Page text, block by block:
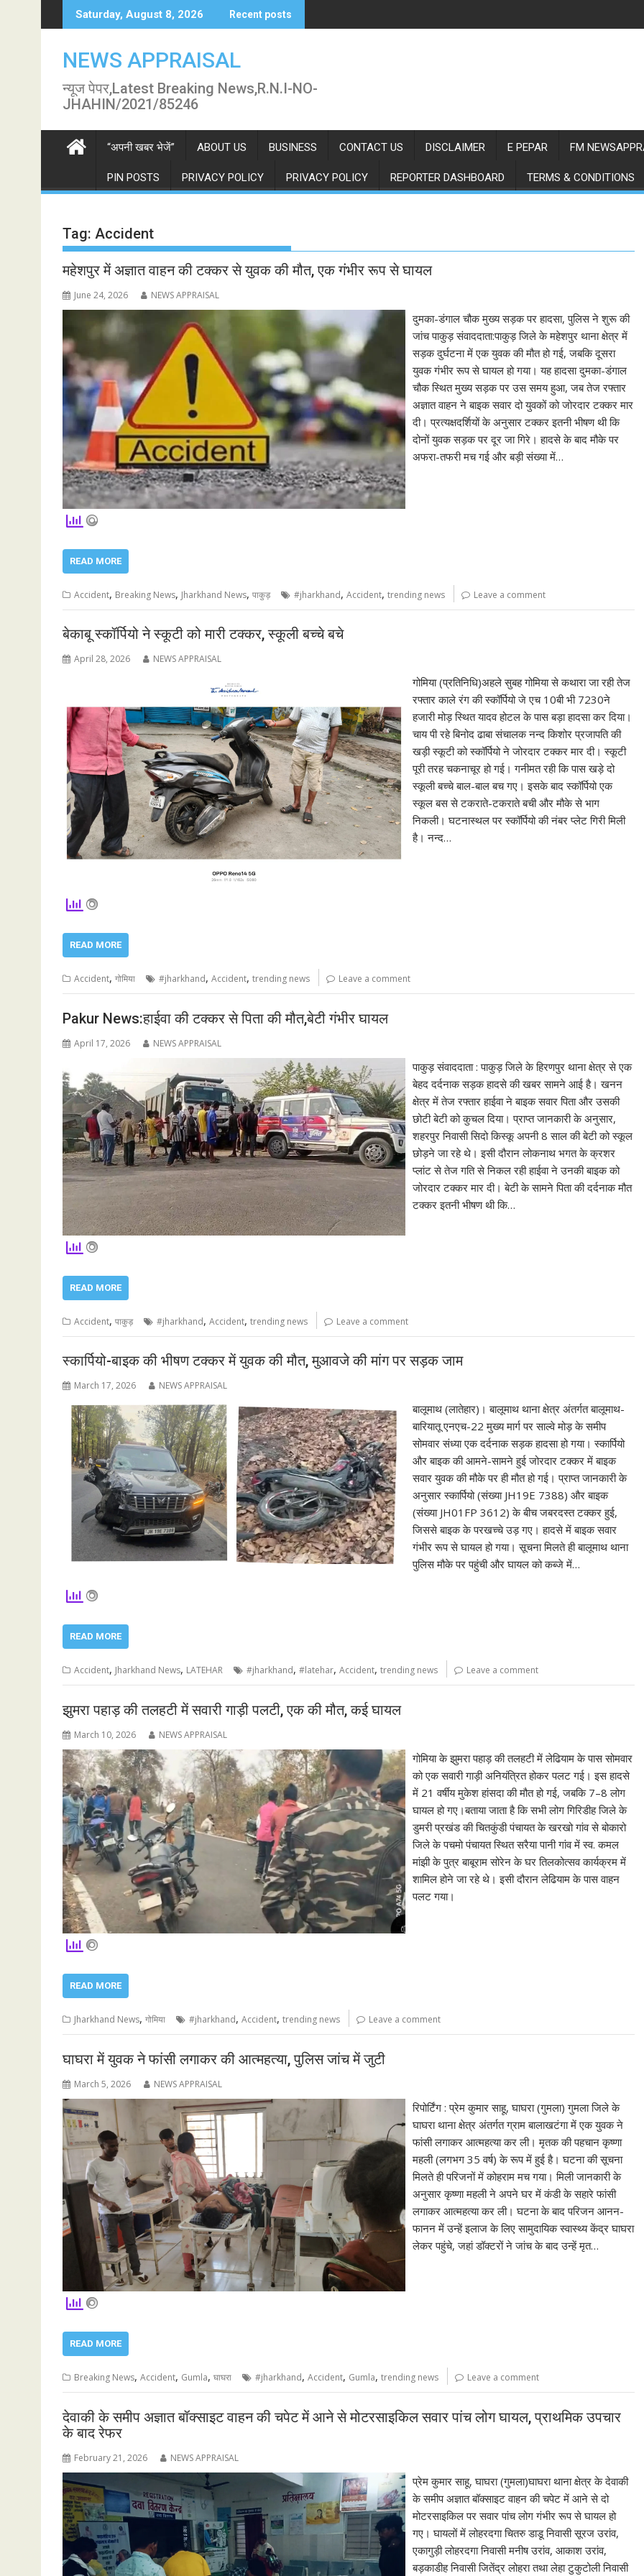
to
Saturday, August 8, 2026 Recent posts
NEWS APPRAISAL
न्यूज पेपर,Latest Breaking News,R.N.I-NO-
JHAHIN/2021/85246
“अपनी खबर भेजें” ABOUT US BUSINESS CONTACT US DISCLAIMER E PEPAR FM
PIN POSTS PRIVACY POLICY PRIVACY POLICY REPORTER DASHBOARD TERMS & CONDITIONS
Tag: Accident
महेशपुर में अज्ञात वाहन की टक्कर से युवक की मौत, एक गंभीर रूप से घायल
June 24, 2026 NEWS APPRAISAL
दुमका-डंगाल चौक मुख्य सड़क पर हादसा, पुलिस ने शुरू की
जांच पाकुड़ संवाददाता:पाकुड़ जिले के महेशपुर थाना क्षेत्र में
सड़क दुर्घटना में एक युवक की मौत हो गई, जबकि दूसरा
युवक गंभीर रूप से घायल हो गया। यह हादसा दुमका-डंगाल
चौक स्थित मुख्य सड़क पर उस समय हुआ, जब तेज रफ्तार
अज्ञात वाहन ने बाइक सवार दो युवकों को जोरदार टक्कर मार
दी। प्रत्यक्षदर्शियों के अनुसार टक्कर इतनी भीषण थी कि
दोनों युवक सड़क पर दूर जा गिरे। हादसे के बाद मौके पर
अफरा-तफरी मच गई और बड़ी संख्या में…
READ MORE
Accident, Breaking News, Jharkhand News, पाकुड़ #jharkhand, Accident, trending news Leave a comment
बेकाबू स्कॉर्पियो ने स्कूटी को मारी टक्कर, स्कूली बच्चे बचे
April 28, 2026 NEWS APPRAISAL
गोमिया (प्रतिनिधि)अहले सुबह गोमिया से कथारा जा रही तेज
रफ्तार काले रंग की स्कॉर्पियो जे एच 10बी भी 7230ने
हजारी मोड़ स्थित यादव होटल के पास बड़ा हादसा कर दिया।
चाय पी रहे बिनोद ढाबा संचालक नन्द किशोर प्रजापति की
खड़ी स्कूटी को स्कॉर्पियो ने जोरदार टक्कर मार दी। स्कूटी
पूरी तरह चकनाचूर हो गई। गनीमत रही कि पास खड़े दो
स्कूली बच्चे बाल-बाल बच गए। इसके बाद स्कॉर्पियो एक
स्कूल बस से टकराते-टकराते बची और मौके से भाग
निकली। घटनास्थल पर स्कॉर्पियो की नंबर प्लेट गिरी मिली
है। नन्द…
READ MORE
Accident, गोमिया #jharkhand, Accident, trending news Leave a comment
Pakur News:हाईवा की टक्कर से पिता की मौत,बेटी गंभीर घायल
April 17, 2026 NEWS APPRAISAL
पाकुड़ संवाददाता : पाकुड़ जिले के हिरणपुर थाना क्षेत्र से एक
बेहद दर्दनाक सड़क हादसे की खबर सामने आई है। खनन
क्षेत्र में तेज रफ्तार हाईवा ने बाइक सवार पिता और उसकी
छोटी बेटी को कुचल दिया। प्राप्त जानकारी के अनुसार,
शहरपुर निवासी सिदो किस्कू अपनी 8 साल की बेटी को स्कूल
छोड़ने जा रहे थे। इसी दौरान लोकनाथ भगत के क्रशर
प्लांट से तेज गति से निकल रही हाईवा ने उनकी बाइक को
जोरदार टक्कर मार दी। बेटी के सामने पिता की दर्दनाक मौत
टक्कर इतनी भीषण थी कि…
READ MORE
Accident, पाकुड़ #jharkhand, Accident, trending news Leave a comment
स्कार्पियो-बाइक की भीषण टक्कर में युवक की मौत, मुआवजे की मांग पर सड़क जाम
March 17, 2026 NEWS APPRAISAL
बालूमाथ (लातेहार)। बालूमाथ थाना क्षेत्र अंतर्गत बालूमाथ-
बारियातू एनएच-22 मुख्य मार्ग पर साल्वे मोड़ के समीप
सोमवार संध्या एक दर्दनाक सड़क हादसा हो गया। स्कार्पियो
और बाइक की आमने-सामने हुई जोरदार टक्कर में बाइक
सवार युवक की मौके पर ही मौत हो गई। प्राप्त जानकारी के
अनुसार स्कार्पियो (संख्या JH19E 7388) और बाइक
(संख्या JH01FP 3612) के बीच जबरदस्त टक्कर हुई,
जिससे बाइक के परखच्चे उड़ गए। हादसे में बाइक सवार
गंभीर रूप से घायल हो गया। सूचना मिलते ही बालूमाथ थाना
पुलिस मौके पर पहुंची और घायल को कब्जे में…
READ MORE
Accident, Jharkhand News, LATEHAR #jharkhand, #latehar, Accident, trending news Leave a comment
झुमरा पहाड़ की तलहटी में सवारी गाड़ी पलटी, एक की मौत, कई घायल
March 10, 2026 NEWS APPRAISAL
गोमिया के झुमरा पहाड़ की तलहटी में लेढियाम के पास सोमवार
को एक सवारी गाड़ी अनियंत्रित होकर पलट गई। इस हादसे
में 21 वर्षीय मुकेश हांसदा की मौत हो गई, जबकि 7–8 लोग
घायल हो गए।बताया जाता है कि सभी लोग गिरिडीह जिले के
डुमरी प्रखंड की चितकुंडी पंचायत के खरखो गांव से बोकारो
जिले के पचमो पंचायत स्थित सरैया पानी गांव में स्व. कमल
मांझी के पुत्र बाबूराम सोरेन के घर तिलकोत्सव कार्यक्रम में
शामिल होने जा रहे थे। इसी दौरान लेढियाम के पास वाहन
पलट गया।
READ MORE
Jharkhand News, गोमिया #jharkhand, Accident, trending news Leave a comment
घाघरा में युवक ने फांसी लगाकर की आत्महत्या, पुलिस जांच में जुटी
March 5, 2026 NEWS APPRAISAL
रिपोर्टिंग : प्रेम कुमार साहू, घाघरा (गुमला) गुमला जिले के
घाघरा थाना क्षेत्र अंतर्गत ग्राम बालाखटंगा में एक युवक ने
फांसी लगाकर आत्महत्या कर ली। मृतक की पहचान कृष्णा
महली (लगभग 35 वर्ष) के रूप में हुई है। घटना की सूचना
मिलते ही परिजनों में कोहराम मच गया। मिली जानकारी के
अनुसार कृष्णा महली ने अपने घर में कंडी के सहारे फांसी
लगाकर आत्महत्या कर ली। घटना के बाद परिजन आनन-
फानन में उन्हें इलाज के लिए सामुदायिक स्वास्थ्य केंद्र घाघरा
लेकर पहुंचे, जहां डॉक्टरों ने जांच के बाद उन्हें मृत…
READ MORE
Breaking News, Accident, Gumla, घाघरा #jharkhand, Accident, Gumla, trending news Leave a comment
देवाकी के समीप अज्ञात बॉक्साइट वाहन की चपेट में आने से मोटरसाइकिल सवार पांच लोग घायल, प्राथमिक उपचार
के बाद रेफर
February 21, 2026 NEWS APPRAISAL
प्रेम कुमार साहू, घाघरा (गुमला)घाघरा थाना क्षेत्र के देवाकी
के समीप अज्ञात बॉक्साइट वाहन की चपेट में आने से दो
मोटरसाइकिल पर सवार पांच लोग गंभीर रूप से घायल हो
गए। घायलों में लोहरदगा चितरु डाडू निवासी सूरज उरांव,
एकागुड़ी लोहरदगा निवासी मनीष उरांव, आकाश उरांव,
बड़काडीह निवासी जितेंद्र लोहरा तथा लेहा टुकुटोली निवासी